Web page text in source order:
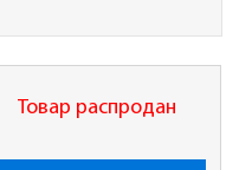
Товар распродан